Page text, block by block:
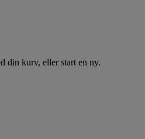
din kurv, eller start en ny.